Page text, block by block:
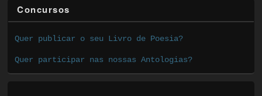
Concursos
Quer publicar o seu Livro de Poesia?
Quer participar nas nossas Antologias?